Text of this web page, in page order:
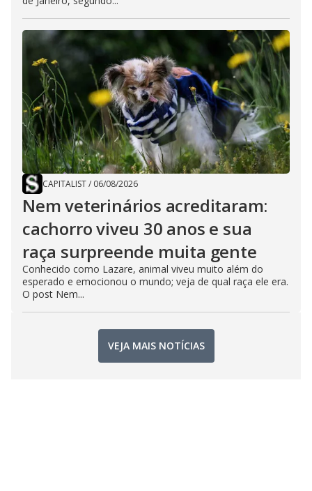
CAPITALIST/ 06/08/2026
Nem veterinários acreditaram:
cachorro viveu 30 anos e sua
raça surpreende muita gente
Conhecido como Lazare, animal viveu muito além do
esperado e emocionou o mundo; veja de qual raça ele era.
O post Nem...
VEJA MAIS NOTÍCIAS